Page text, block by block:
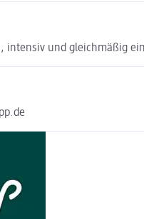
intensiv und gleichmäßig